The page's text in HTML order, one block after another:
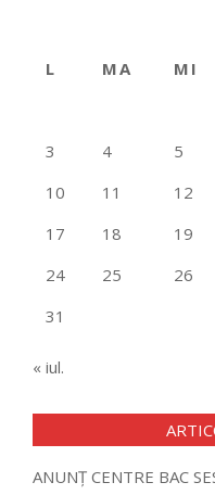
L
MA MI
3
4 5
10
11 12
17
18 19
24
25 26
31
« iul.
ANUNȚ CENTRE BAC